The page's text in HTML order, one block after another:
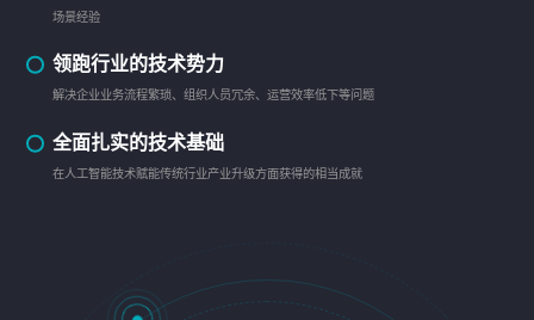
场景经验
领跑行业的技术势力
解决企业业务流程繁琐、组织人员冗余、运营效率低下等问题
全面扎实的技术基础
在人工智能技术赋能传统行业产业升级方面获得的相当成就